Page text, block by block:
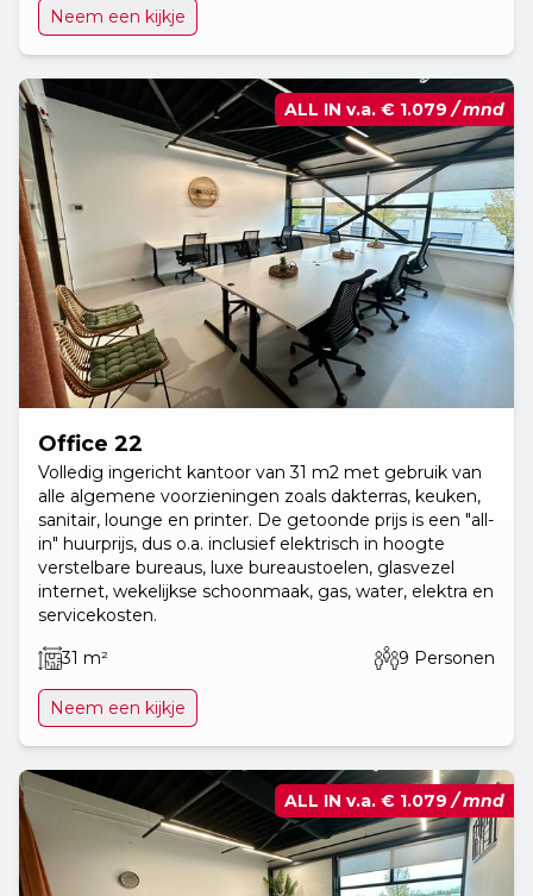
Neem een kijkje
Office 22
Volledig ingericht kantoor van 31 m2 met gebruik van
alle algemene voorzieningen zoals dakterras, keuken,
sanitair, lounge en printer. De getoonde prijs is een "all-
in" huurprijs, dus o.a. inclusief elektrisch in hoogte
verstelbare bureaus, luxe bureaustoelen, glasvezel
internet, wekelijkse schoonmaak, gas, water, elektra en
servicekosten.
31 m²
9 Personen
Neem een kijkje
ALL IN v.a. € 1.079/ mnd
ALL IN v.a. € 1.079/ mnd